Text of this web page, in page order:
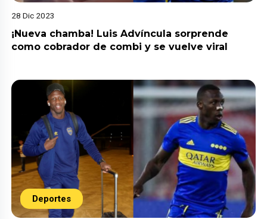
28 Dic 2023
¡Nueva chamba! Luis Advíncula sorprende
como cobrador de combi y se vuelve viral
Deportes